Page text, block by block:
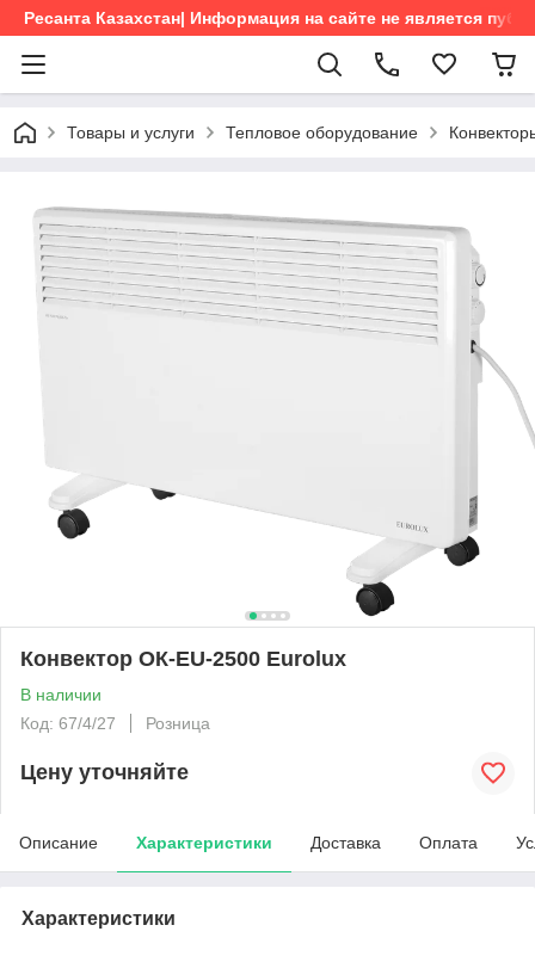
Ресанта Казахстан| Информация на сайте не является
Товары и услуги Тепловое оборудование
Конвектор ОК-EU-2500 Eurolux
В наличии
Код: 67/4/27
Розница
Цену уточняйте
Описание Характеристики Доставка Оплата
Характеристики